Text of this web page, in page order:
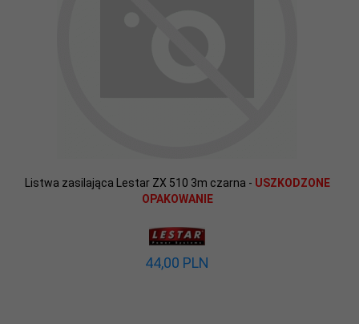
Listwa zasilająca Lestar ZX 510 3m czarna - USZKODZONE
OPAKOWANIE
44,00 PLN